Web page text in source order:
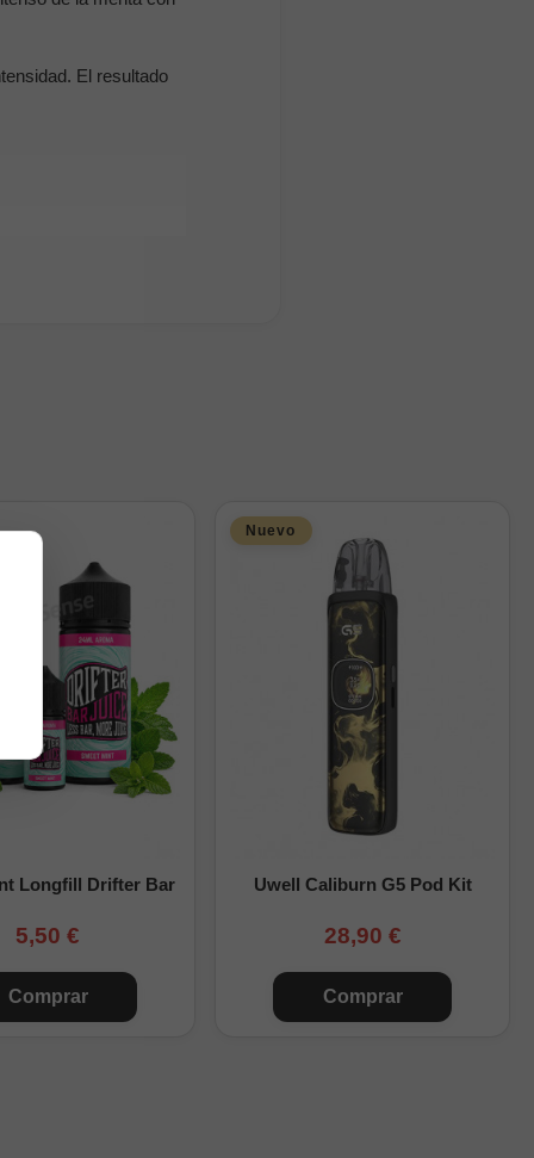
El resultado
Longfill Drifter Bar
5,50 €
Comprar
Nuevo
Uwell Caliburn G5 Pod Kit
28,90 €
Comprar